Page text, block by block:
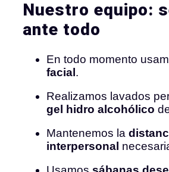
Nuestro equipo:
ante todo
En todo momento
facial.
Realizamos lavados
gel hidro alcohólico
Mantenemos la
interpersonal